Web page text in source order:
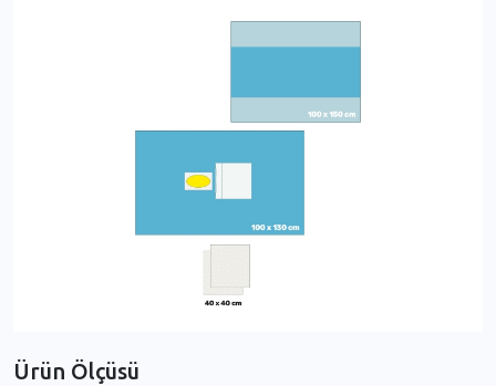
Ürün Ölçüsü